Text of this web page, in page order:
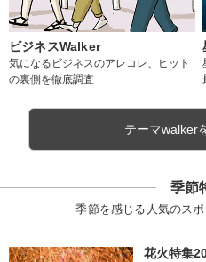
ビジネスWalker
気になるビジネスのアレコレ、ヒット
の裏側を徹底調査
テーマwalker
季節
季節を感じる人気のス
花火特集